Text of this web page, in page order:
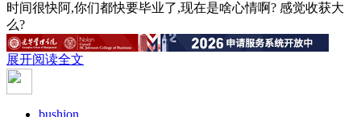
时间很快阿,你们都快要毕业了,现在是啥心情啊? 感觉收获大
么?
展开阅读全文